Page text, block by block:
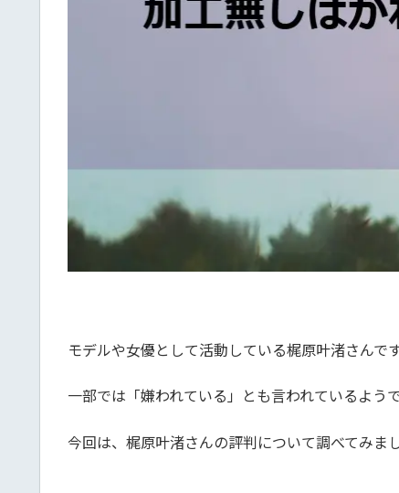
モデルや女優として活動している梶原叶渚さんで
一部では「嫌われている」とも言われているよう
今回は、梶原叶渚さんの評判について調べてみまし